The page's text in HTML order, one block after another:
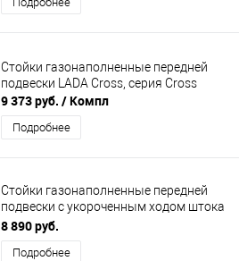
Стойки газонаполненные передней
подвески LADA Cross, серия Cross
9 373 руб. / Компл
Подробнее
Стойки газонаполненные передней
подвески с укороченным ходом штока
-50мм Lada Priora, серия SPORT
8 890 руб.
Подробнее